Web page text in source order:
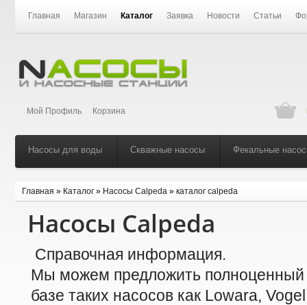
Главная Магазин Каталог Заявка Новости Статьи
Мой Профиль Корзина
Насосы для воды Скважные насосы Фекальные
Главная » Каталог » Насосы Calpeda » каталог calpeda
Насосы Calpeda
Справочная информация.
Мы можем предложить полноценный
базе таких насосов как Lowara,